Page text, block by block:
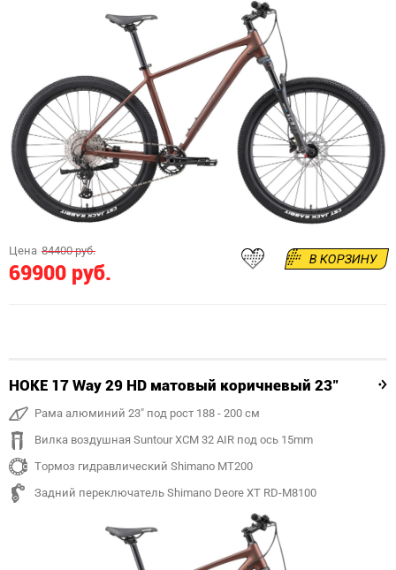
Цена 84400 руб.
69900 руб.
В КОРЗИНУ
HOKE 17 Way 29 HD матовый коричневый 23"
Рама алюминий 23" под рост 188 - 200 см
Вилка воздушная Suntour XCM 32 AIR под ось 15mm
Тормоз гидравлический Shimano MT200
Задний переключатель Shimano Deore XT RD-M8100